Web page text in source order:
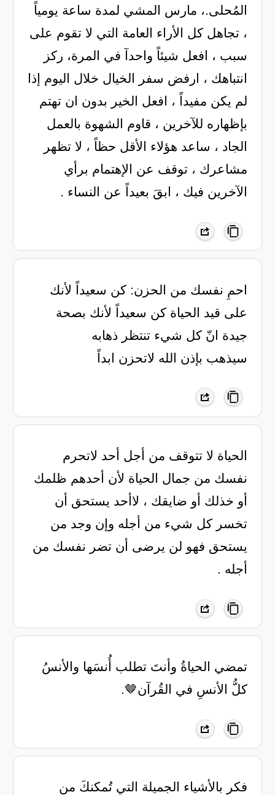
المُحلى.، مارس المشي لمدة ساعة يومياً
، تجاهل كل الأراء العامة التي لا تقوم على
سبب ، افعل شيئاً واحدآ في المرة، ركز
انتباهك ، ارفض سفر الخيال خلال اليوم إذا
لم يكن مفيداً ، افعل الخير بدون ان تهتم
بإظهاره للآخرين ، قاوم الشهوة بالعمل
الجاد ، ساعد هؤلاء الأقل حظاً ، لا تظهر
مشاعرك ، توقف عن الإهتمام برأي
الآخرين فيك ، ابقَ بعيداً عن النساء .
‏احمِ نفسك من الحزن: كن سعيداً لأنك
على قيد الحياة كن سعيداً لأنك بصحة
جيدة انّ كل شيء تنتظر ذهابه
سيذهب بإذن الله لاتحزن ابداً
الحياة لا تتوقف من أجل أحد لاتحرم
نفسك من جمال الحياة لأن أحدهم ظلمك
أو خذلك أو ضايقك ، لاأحد يستحق أن
تخسر كل شيء من أجله وإن وجد من
يستحق فهو لن يرضى أن تضر نفسك من
أجله .
تمضي الحياةُ وأنتَ تطلب أُنسَها والأنسُ
كلُّ الأنسِ في القُرآن🤎.
فكر بالأشياء الجميلة التي تُمكنكَ من